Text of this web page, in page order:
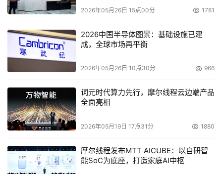
用产品的发展，并将让更多、更新的应用产品实现民用。在
产品，包括移动终端设备、视听器材、数码视频录/放机及
具有革命性的无线设备解决方案等。
我们专注致力于发展世界领先的微硬盘产品，我们倡导
下一代产品具有更大的容量、更灵活的尺寸，我们将不断努
力提高并完善产品的外观、磁核力、数据存储性能和其它的
应用功能。我们坚信，我们高质量的产品将为更多爱好数码
生活的追求者提供无所不在的动力和便利；我们将凭借富有
创新性、不断发展的尖端存储技术，超越时间、空间和制式
的界限，创造无限的可能，给人们的生活增添无穷乐趣！
2026年05月26日 15点00分 1781
2026中国半导体图景：基础设施已建
成，全球市场再平衡
2026年05月26日 10点30分 966
词元时代算力先行，摩尔线程云边端产品
全面亮相
2026年05月19日 17点31分 1880
摩尔线程发布MTT AICUBE：以自研智
能SoC为底座，打造家庭AI中枢